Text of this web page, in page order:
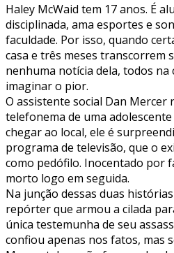
Haley McWaid tem 17 anos. É
disciplinada, ama esportes e
faculdade. Por isso, quando
casa e três meses transcorrem
nenhuma notícia dela, todos na
imaginar o pior.
O assistente social Dan Mercer
telefonema de uma
chegar ao local, ele é
programa de televisão, que o
como pedófilo. Inocentado por
morto logo em seguida.
Na junção dessas duas
repórter que armou a cilada
única testemunha de seu
confiou apenas nos fatos, mas